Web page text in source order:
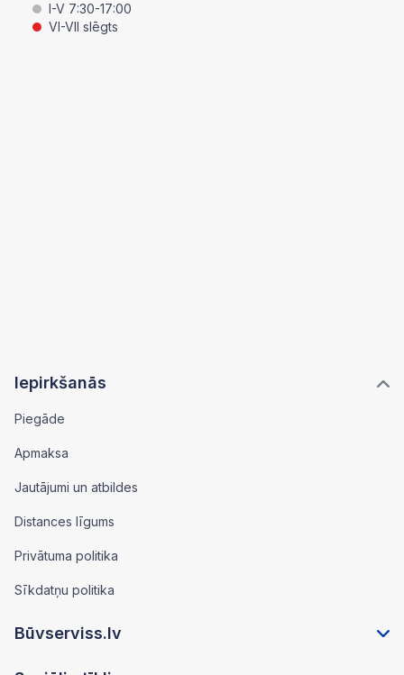
Iepirkšanās
Piegāde
Apmaksa
Jautājumi un atbildes
Distances līgums
Privātuma politika
Sīkdatņu politika
Būvserviss.lv
I-V 7:30-17:00
VI-VII slēgts